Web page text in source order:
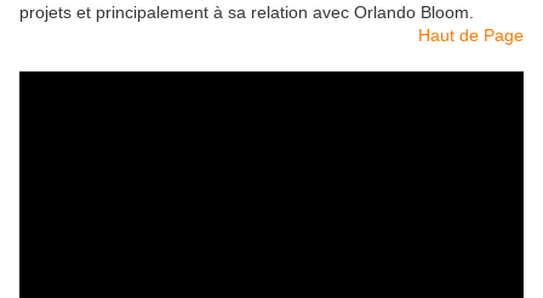
projets et principalement à sa relation avec Orlando Bloom.
Haut de Page